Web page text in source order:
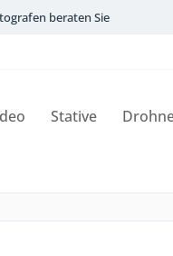
beraten Sie
Stative